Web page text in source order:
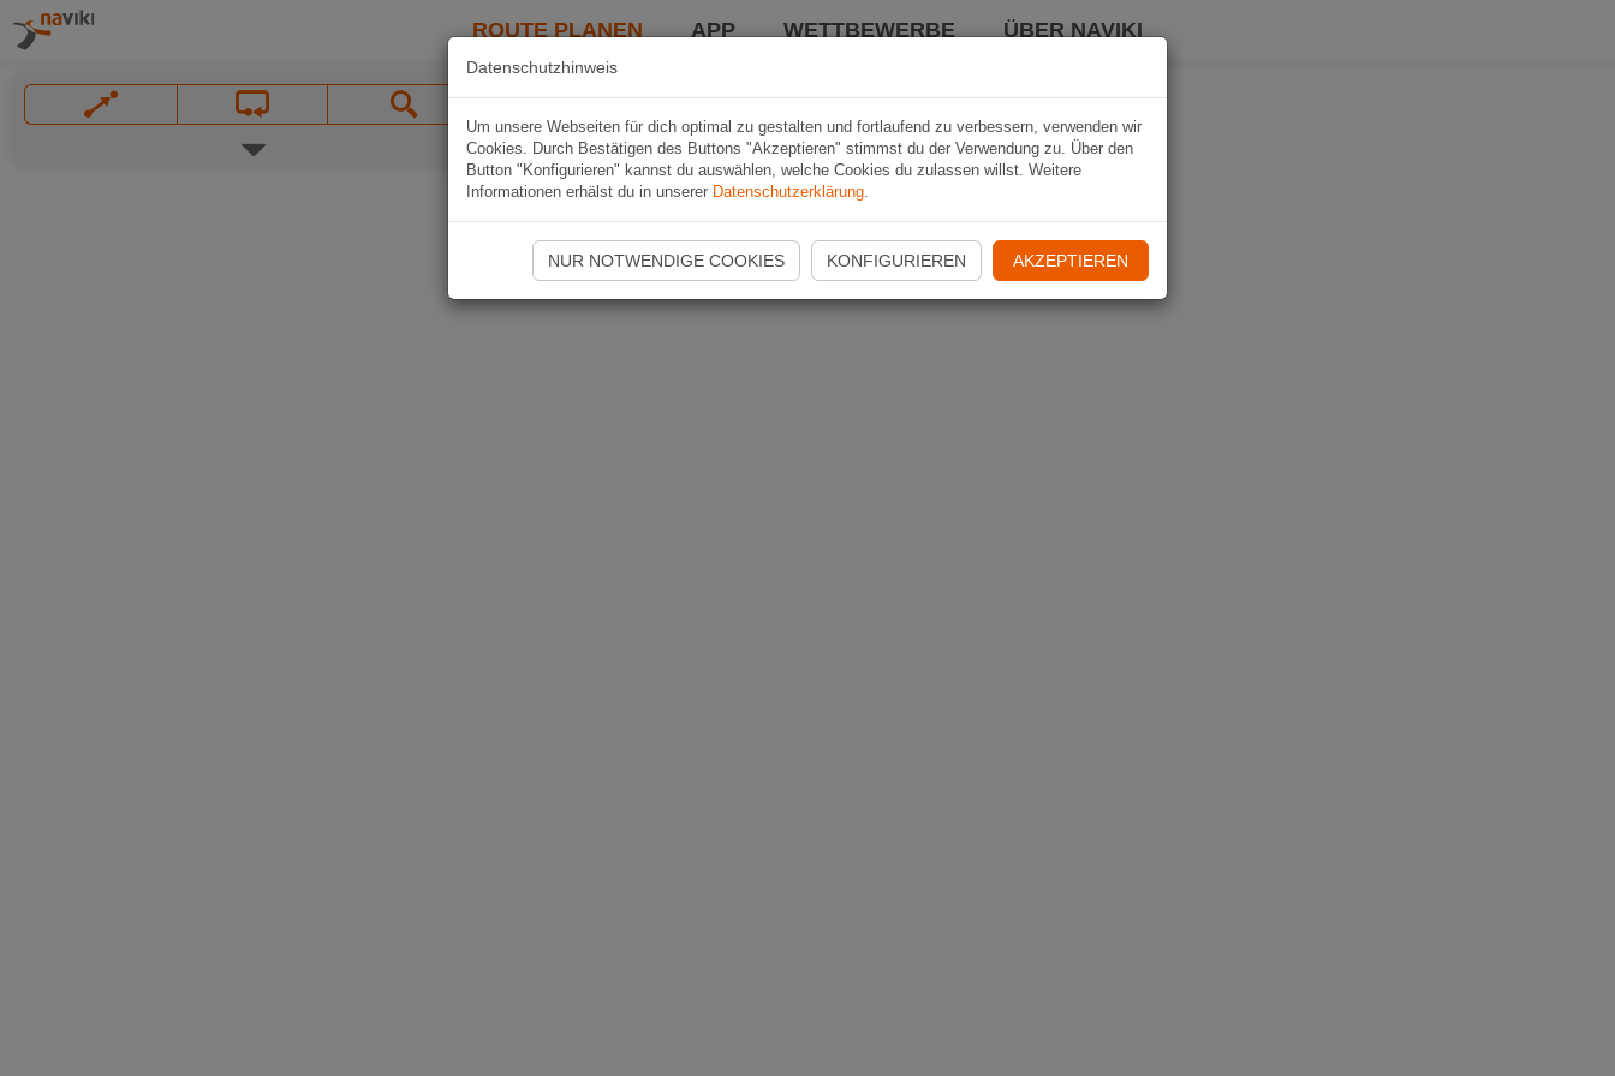
ROUTE PLANEN APP WETTBEWERBE ÜBER NAVIKI
Datenschutzhinweis
Um unsere Webseiten für dich optimal zu gestalten und fortlaufend zu verbessern, verwenden wir
Cookies. Durch Bestätigen des Buttons "Akzeptieren" stimmst du der Verwendung zu. Über den
Button "Konfigurieren" kannst du auswählen, welche Cookies du zulassen willst. Weitere
Informationen erhälst du in unserer Datenschutzerklärung.
NUR NOTWENDIGE COOKIES KONFIGURIEREN AKZEPTIEREN